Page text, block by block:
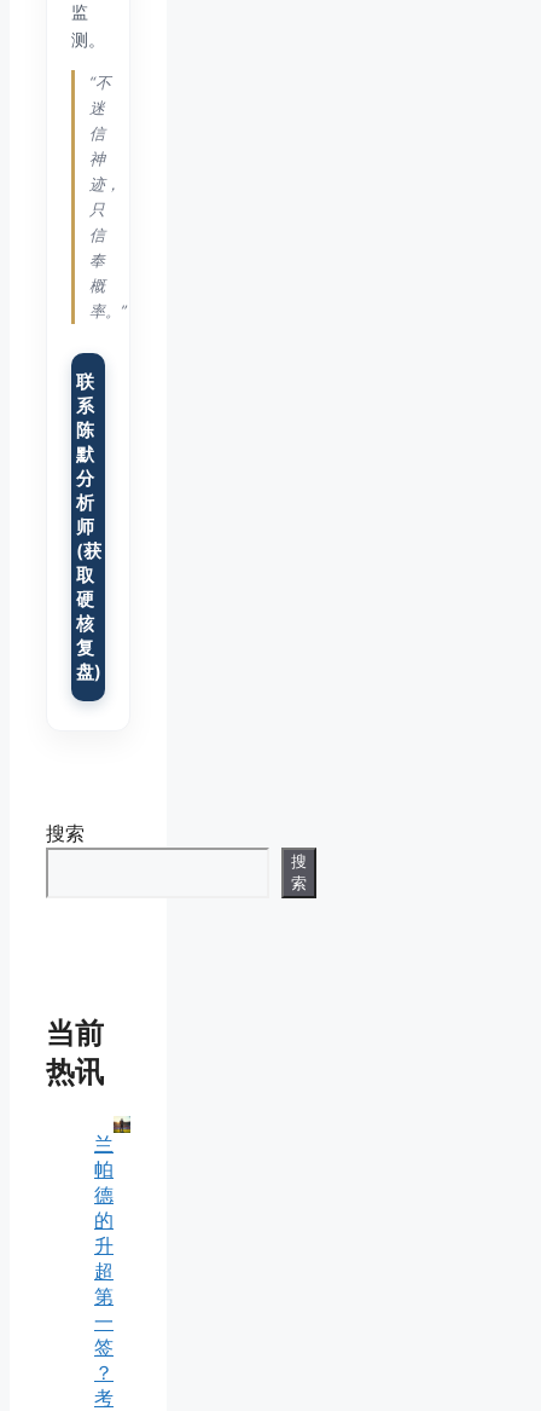
监
测。
“不
迷
信
神
迹，
只
信
奉
概
率。”
联
系
陈
默
分
析
师
(获
取
硬
核
复
盘)
搜索
搜
索
当前
热讯
兰
帕
德
的
升
超
第
一
签
？
考